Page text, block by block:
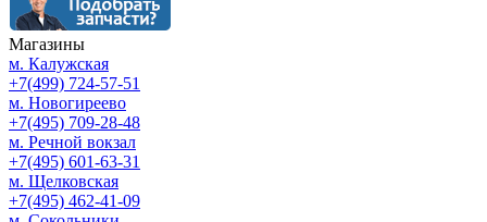
Магазины
м. Калужская
+7(499) 724-57-51
м. Новогиреево
+7(495) 709-28-48
м. Речной вокзал
+7(495) 601-63-31
м. Щелковская
+7(495) 462-41-09